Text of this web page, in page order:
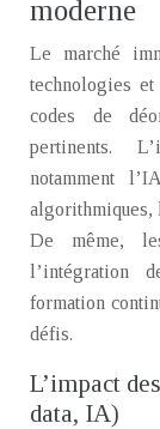
moderne
Le marché
technologies
codes de
pertinents.
notamment
algorithmiques,
De même,
l’intégration
formation
défis.
L’impact
data, IA)